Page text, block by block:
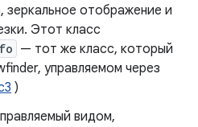
зеркальное отображение и
Этот класс
— тот же класс, который
управляемом через
)
видом,